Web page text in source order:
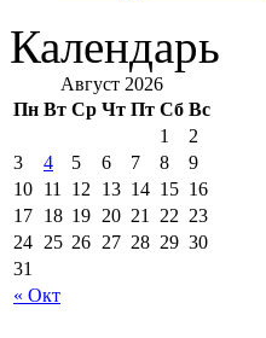
Календарь
Август 2026
Пн Вт Ср Чт Пт Сб Вс
« Окт
1
2
3
4 5 6 7 8
9
10 11 12 13 14 15 16
17 18 19 20 21 22 23
24 25 26 27 28 29 30
31